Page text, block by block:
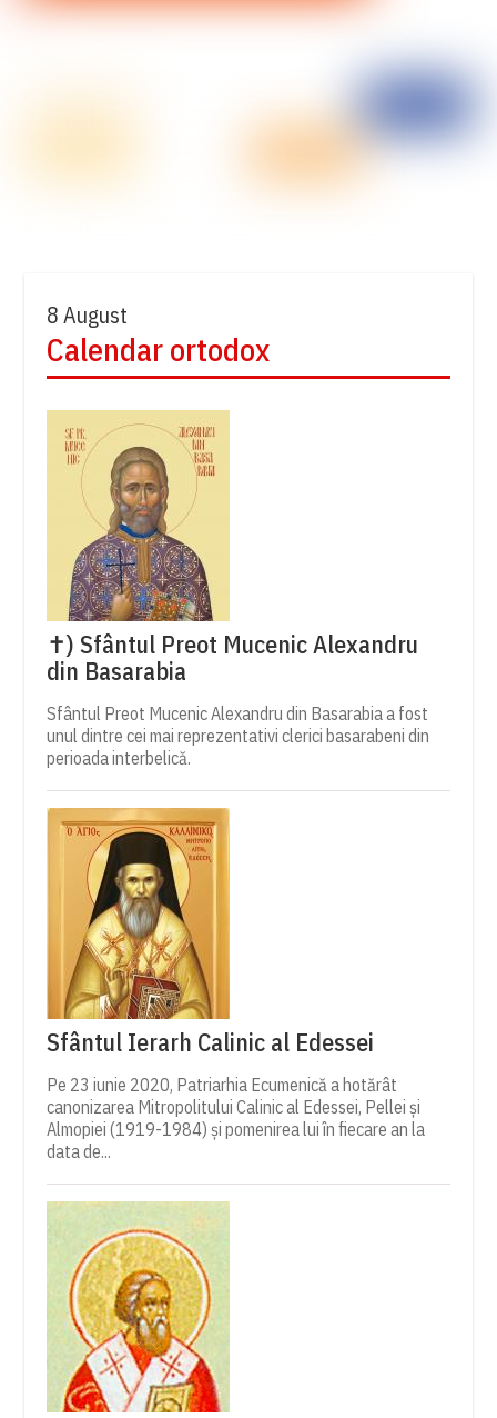
8 August
Calendar ortodox
✝) Sfântul Preot Mucenic Alexandru
din Basarabia
Sfântul Preot Mucenic Alexandru din Basarabia a fost
unul dintre cei mai reprezentativi clerici basarabeni din
perioada interbelică.
Sfântul Ierarh Calinic al Edessei
Pe 23 iunie 2020, Patriarhia Ecumenică a hotărât
canonizarea Mitropolitului Calinic al Edessei, Pellei și
Almopiei (1919-1984) și pomenirea lui în fiecare an la
data de...